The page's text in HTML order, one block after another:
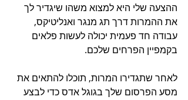
ההצעה שלי היא למצוא משהו שיגדיר לך
את ההמרות דרך תג מנגר ואנליטיקס,
עבודה חד פעמית יכולה לעשות פלאים
בקמפיין הפרחים שלכם.
לאחר שתגדירו המרות, תוכלו להתאים את
מסע הפרסום שלך בגוגל אדס כדי לבצע